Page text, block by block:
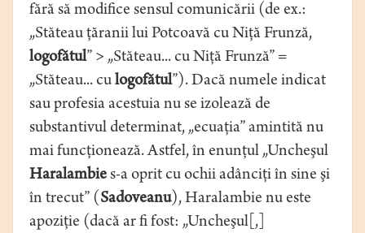
fără să modifice sensul comunicării (de ex.:
„Stăteau ţăranii lui Potcoavă cu Niţă Frunză,
logofătul” > „Stăteau... cu Niţă Frunză” =
„Stăteau... culogofătul”). Dacă numele indicat
sau profesia acestuia nu se izolează de
substantivul determinat, „ecuaţia” amintită nu
mai funcţionează. Astfel, în enunţul „Uncheşul
Haralambies-a oprit cu ochii adânciţi în sine şi
în trecut” (Sadoveanu), Haralambie nu este
apoziţie (dacă ar fi fost: „Uncheşul[,]